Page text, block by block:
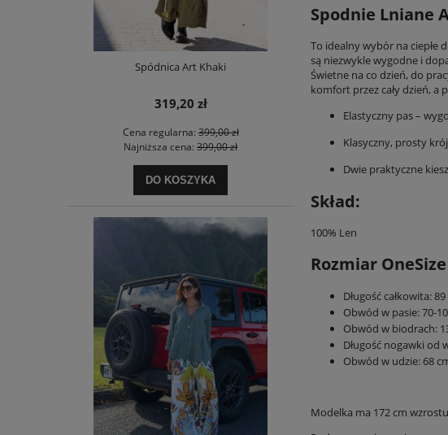
Spódnica Art Khaki
319,20 zł
Cena regularna:399,00 zł
Najniższa cena: 399,00 zł
DO KOSZYKA
Spodnie Lniane
To idealny wybór na ciepłe
są niezwykle wygodne i
Świetne na co dzień, do
komfort przez cały dzień, a
Elastyczny pas –
Klasyczny, prosty krój
Dwie praktyczne
Skład:
100% Len
Rozmiar OneSize
Długość całkowita:
Obwód w pasie: 70-
Obwód w biodrach:
Długość nogawki od
Obwód w udzie: 68
Modelka ma 172 cm